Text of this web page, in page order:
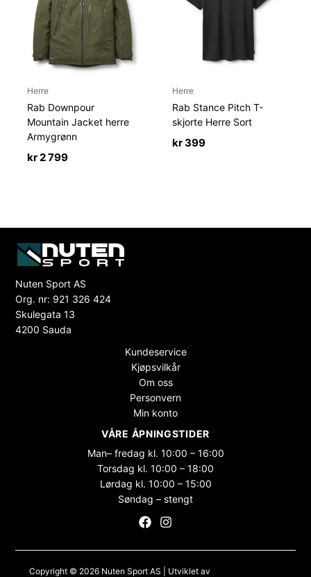
Herre
Rab Downpour
Mountain Jacket herre
Armygrønn
kr 2 799
Herre
Rab Stance Pitch T-
skjorte Herre Sort
kr399
Nuten Sport AS
Org. nr: 921 326 424
Skulegata 13
4200 Sauda
Kundeservice
Kjøpsvilkår
Om oss
Personvern
Min konto
VÅRE ÅPNINGSTIDER
Man– fredag kl. 10:00 – 16:00
Torsdag kl. 10:00 – 18:00
Lørdag kl. 10:00 – 15:00
Søndag – stengt
Copyright © 2026 Nuten Sport AS | Utviklet av